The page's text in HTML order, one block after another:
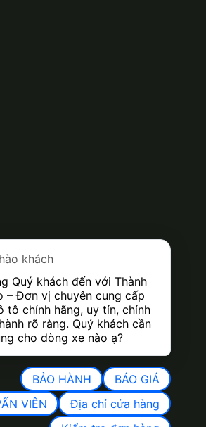
khách
Quý khách đến với Thành
– Đơn vị chuyên cung cấp
tô chính hãng, uy tín, chính
rõ ràng. Quý khách cần
cho dòng xe nào ạ?
BẢO HÀNH
BÁO GIÁ
VIÊN
Địa chỉ cửa hàng